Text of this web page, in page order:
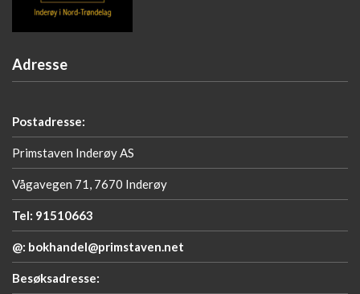
Adresse
Postadresse:
Primstaven Inderøy AS
Vågavegen 71, 7670 Inderøy
Tel: 91510663
@: bokhandel@primstaven.net
Besøksadresse: